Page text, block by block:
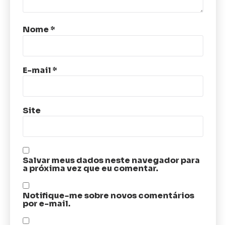
Nome*
E-mail*
Site
Salvar meus dados neste navegador para
a próxima vez que eu comentar.
Notifique-me sobre novos comentários
por e-mail.